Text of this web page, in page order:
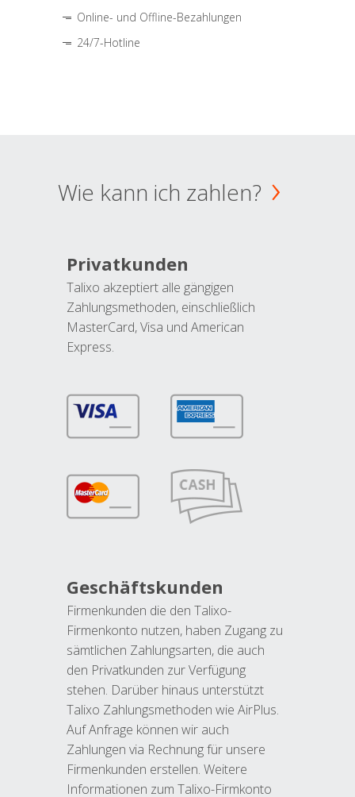
Online- und Offline-Bezahlungen
24/7-Hotline
Wie kann ich zahlen?
Privatkunden
Talixo akzeptiert alle gängigen
Zahlungsmethoden, einschließlich
MasterCard, Visa und American
Express.
Geschäftskunden
Firmenkunden die den Talixo-
Firmenkonto nutzen, haben Zugang zu
sämtlichen Zahlungsarten, die auch
den Privatkunden zur Verfügung
stehen. Darüber hinaus unterstützt
Talixo Zahlungsmethoden wie AirPlus.
Auf Anfrage können wir auch
Zahlungen via Rechnung für unsere
Firmenkunden erstellen. Weitere
Informationen zum Talixo-Firmkonto